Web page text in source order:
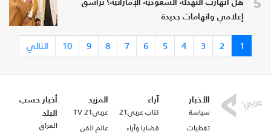
هل انهارت التهدئة السعودية الإماراتية؟ تراشق
إعلامي واتهامات جديدة
1
2
3
4
5
6
7
8
9
10 التالي
الأخبار
سياسة
تغطيات
آراء
كتاب عربي21
قضايا وآراء
المزيد
عربي21 TV
عالم الفن
أخبار حسب
البلد
العراق